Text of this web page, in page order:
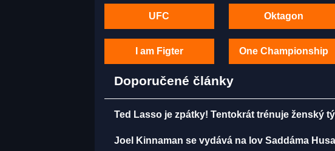
UFC Oktagon
I am Figter One Championship
Doporučené články
Ted Lasso je zpátky! Tentokrát trénuje ženský
Joel Kinnaman se vydává na lov Saddáma